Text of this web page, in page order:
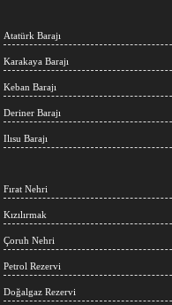
Atatürk Barajı
Karakaya Barajı
Keban Barajı
Deriner Barajı
Ilısu Barajı
Fırat Nehri
Kızılırmak
Çoruh Nehri
Petrol Rezervi
Doğalgaz Rezervi